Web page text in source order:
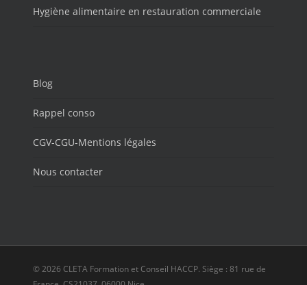
Hygiène alimentaire en restauration commerciale
Blog
Rappel conso
CGV-CGU-Mentions légales
Nous contacter
© 2026 CLETA Formation et Conseil HACCP. Siège : 81 rue de